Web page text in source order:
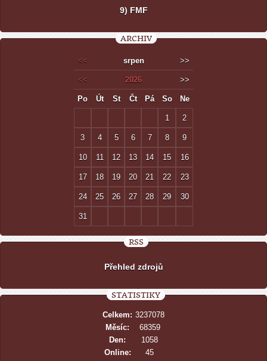
9) FMF
ARCHIV
<< srpen >>
<< 2026 >>
Po Út St Čt Pá So Ne
1 2
3 4 5 6 7 8 9
10 11 12 13 14 15 16
17 18 19 20 21 22 23
24 25 26 27 28 29 30
31
RSS
Přehled zdrojů
STATISTIKY
Online: 45
Celkem: 3237078
Měsíc:
68359
Den:
1058